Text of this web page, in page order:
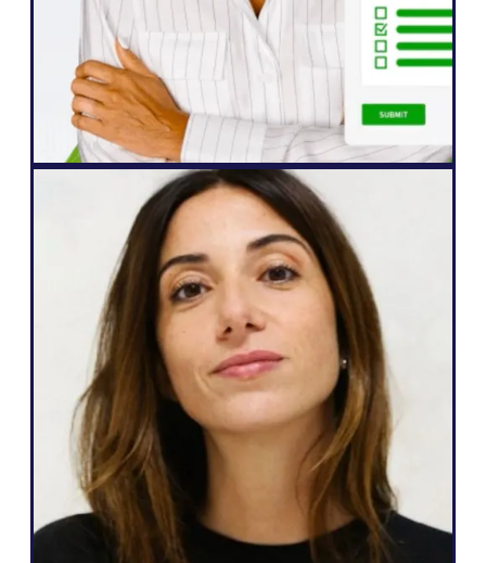
vårt.»
John Springli
Senior Website Manager
Nettbyrå
" Weglot er flott fordi det samsvarer med
mine behov og det jeg kan love kundene
mine: en enkel måte å bli flerspråklig på,
full autonomi over nettstedet sitt,
generere flere potensielle kunder og
muligheten til å gjøre alt dette med bare
noen få klikk.»